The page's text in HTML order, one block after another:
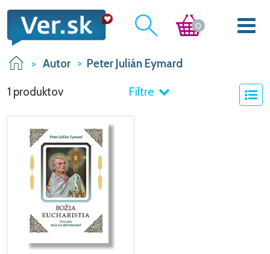
0
Autor Peter Julián Eymard
1 produktov Filtre